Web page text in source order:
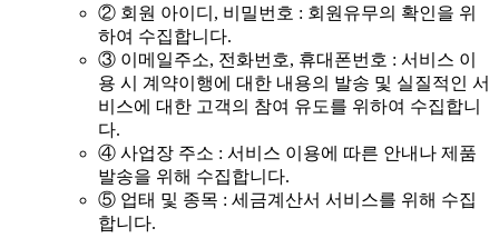
② 회원 아이디, 비밀번호 : 회원유무의 확인을 위
하여 수집합니다.
③ 이메일주소, 전화번호, 휴대폰번호 : 서비스 이
용 시 계약이행에 대한 내용의 발송 및 실질적인 서
비스에 대한 고객의 참여 유도를 위하여 수집합니
다.
④ 사업장 주소 : 서비스 이용에 따른 안내나 제품
발송을 위해 수집합니다.
⑤ 업태 및 종목 : 세금계산서 서비스를 위해 수집
합니다.